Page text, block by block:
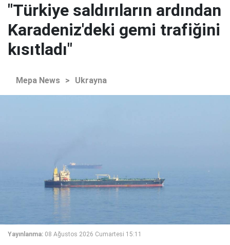
"Türkiye saldırıların ardından
Karadeniz'deki gemi trafiğini
kısıtladı"
Mepa News > Ukrayna
Yayınlanma: 08 Ağustos 2026 Cumartesi 15:11